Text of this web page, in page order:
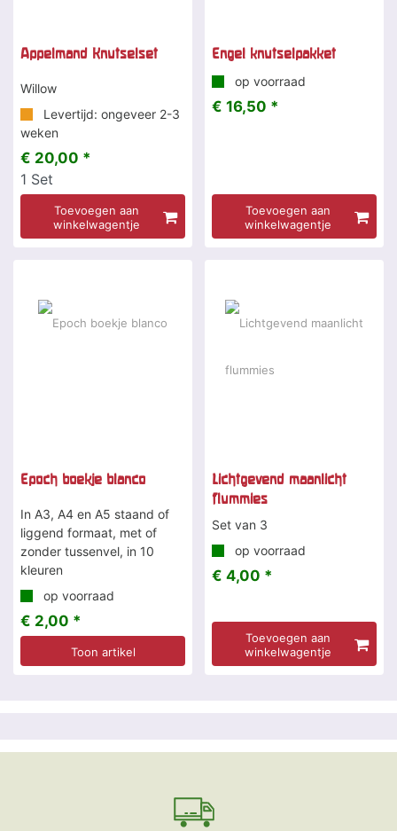
Appelmand Knutselset
Willow
Levertijd: ongeveer 2-3
weken
€ 20,00 *
1 Set
Toevoegen aan
winkelwagentje
Engel knutselpakket
op voorraad
€ 16,50 *
Toevoegen aan
winkelwagentje
Epoch boekje blanco
In A3, A4 en A5 staand of
liggend formaat, met of
zonder tussenvel, in 10
kleuren
op voorraad
€ 2,00 *
Toon artikel
Lichtgevend maanlicht
flummies
Set van 3
op voorraad
€ 4,00 *
Toevoegen aan
winkelwagentje